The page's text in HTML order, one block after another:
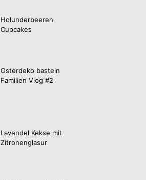
Holunderbeeren
Cupcakes
Osterdeko basteln
Familien Vlog #2
Lavendel Kekse mit
Zitronenglasur